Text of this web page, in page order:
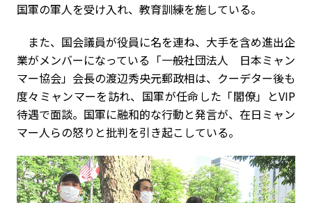
国軍の軍人を受け入れ、教育訓練を施している。
また、国会議員が役員に名を連ね、大手を含め進出企
業がメンバーになっている「一般社団法人 日本ミャン
マー協会」会長の渡辺秀央元郵政相は、クーデター後も
度々ミャンマーを訪れ、国軍が任命した「閣僚」とVIP
待遇で面談。国軍に融和的な行動と発言が、在日ミャン
マー人らの怒りと批判を引き起こしている。